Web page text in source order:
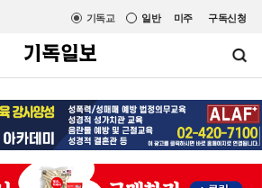
미주 구독신청
일반
기독교